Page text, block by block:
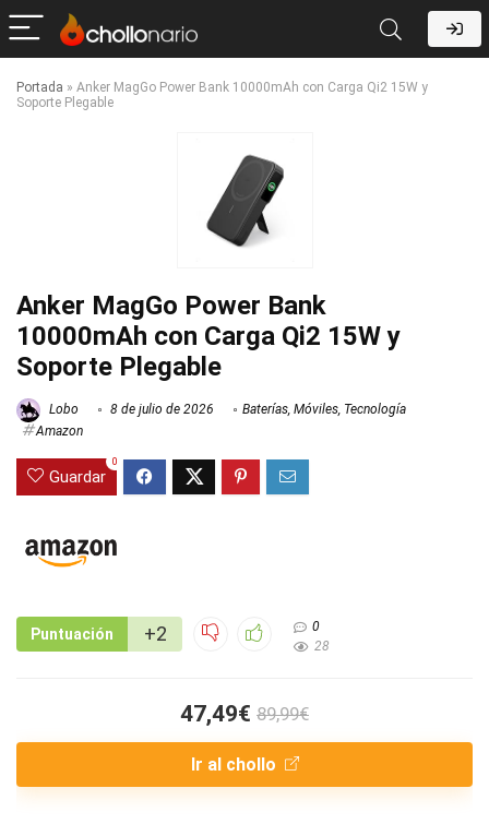
Portada » Anker MagGo Power Bank 10000mAh con Carga Qi2 15W y
Soporte Plegable
Anker MagGo Power Bank
10000mAh con Carga Qi2 15W y
Soporte Plegable
Lobo 8 de julio de 2026 Baterías, Móviles, Tecnología
Amazon
Guardar
0
Puntuación +2
0
28
47,49€ 89,99€
Ir al chollo